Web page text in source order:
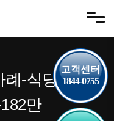
례-식당-주방
만
고객센터
1844-0755